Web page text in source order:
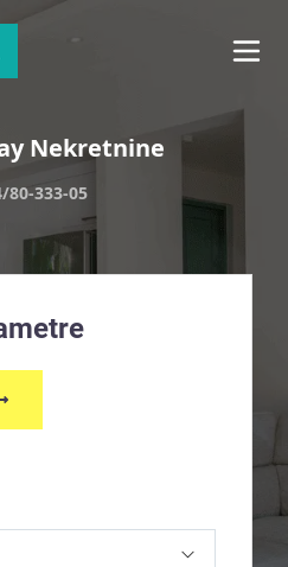
Nekretnine
80-333-05